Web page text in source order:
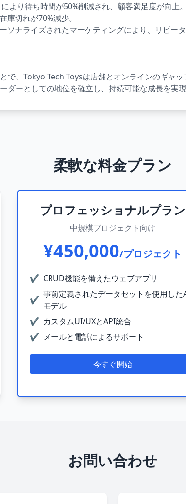
より待ち時間が50%削減され、顧客満足度が向上。
切れが70%減少。
ナライズされたマーケティングにより、リピータ
で、Tokyo Tech Toysは店舗とオンラインのギャ
ーとしての地位を確立し、持続可能な成長を実現
柔軟な料金プラン
プロフェッショナルプラン
中規模プロジェクト向け
¥450,000/プロジェクト
✔ CRUD機能を備えたウェブアプリ
✔
事前定義されたデータセットを使用した
モデル
✔ カスタムUI/UXとAPI統合
✔ メールと電話によるサポート
今すぐ開始
お問い合わせ